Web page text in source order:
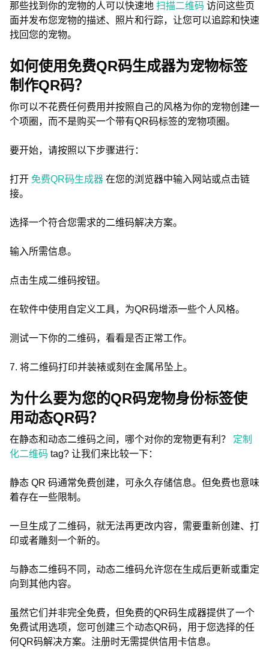
那些找到你的宠物的人可以快速地 扫描二维码 访问这些页
面并发布您宠物的描述、照片和行踪，让您可以追踪和快速
找回您的宠物。
如何使用免费QR码生成器为宠物标签
制作QR码？
你可以不花费任何费用并按照自己的风格为你的宠物创建一
个项圈，而不是购买一个带有QR码标签的宠物项圈。
要开始，请按照以下步骤进行：
打开 免费QR码生成器 在您的浏览器中输入网站或点击链
接。
选择一个符合您需求的二维码解决方案。
输入所需信息。
点击生成二维码按钮。
在软件中使用自定义工具，为QR码增添一些个人风格。
测试一下你的二维码，看看是否正常工作。
7. 将二维码打印并装裱或刻在金属吊坠上。
为什么要为您的QR码宠物身份标签使
用动态QR码？
在静态和动态二维码之间，哪个对你的宠物更有利？ 定制
化二维码 tag? 让我们来比较一下：
静态 QR 码通常免费创建，可永久存储信息。但免费也意味
着存在一些限制。
一旦生成了二维码，就无法再更改内容，需要重新创建、打
印或者雕刻一个新的。
与静态二维码不同，动态二维码允许您在生成后更新或重定
向到其他内容。
虽然它们并非完全免费，但免费的QR码生成器提供了一个
免费试用选项，您可创建三个动态QR码，用于您选择的任
何QR码解决方案。注册时无需提供信用卡信息。